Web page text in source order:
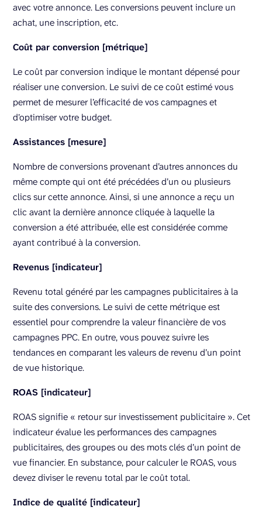
avec votre annonce. Les conversions peuvent inclure un
achat, une inscription, etc.
Coût par conversion [métrique]
Le coût par conversion indique le montant dépensé pour
réaliser une conversion. Le suivi de ce coût estimé vous
permet de mesurer l’efficacité de vos campagnes et
d’optimiser votre budget.
Assistances [mesure]
Nombre de conversions provenant d’autres annonces du
même compte qui ont été précédées d’un ou plusieurs
clics sur cette annonce. Ainsi, si une annonce a reçu un
clic avant la dernière annonce cliquée à laquelle la
conversion a été attribuée, elle est considérée comme
ayant contribué à la conversion.
Revenus [indicateur]
Revenu total généré par les campagnes publicitaires à la
suite des conversions. Le suivi de cette métrique est
essentiel pour comprendre la valeur financière de vos
campagnes PPC. En outre, vous pouvez suivre les
tendances en comparant les valeurs de revenu d’un point
de vue historique.
ROAS [indicateur]
ROAS signifie « retour sur investissement publicitaire ». Cet
indicateur évalue les performances des campagnes
publicitaires, des groupes ou des mots clés d’un point de
vue financier. En substance, pour calculer le ROAS, vous
devez diviser le revenu total par le coût total.
Indice de qualité [indicateur]